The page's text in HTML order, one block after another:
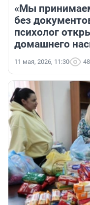
«Мы
без
психолог
домашнего
11 мая, 2026, 11:30